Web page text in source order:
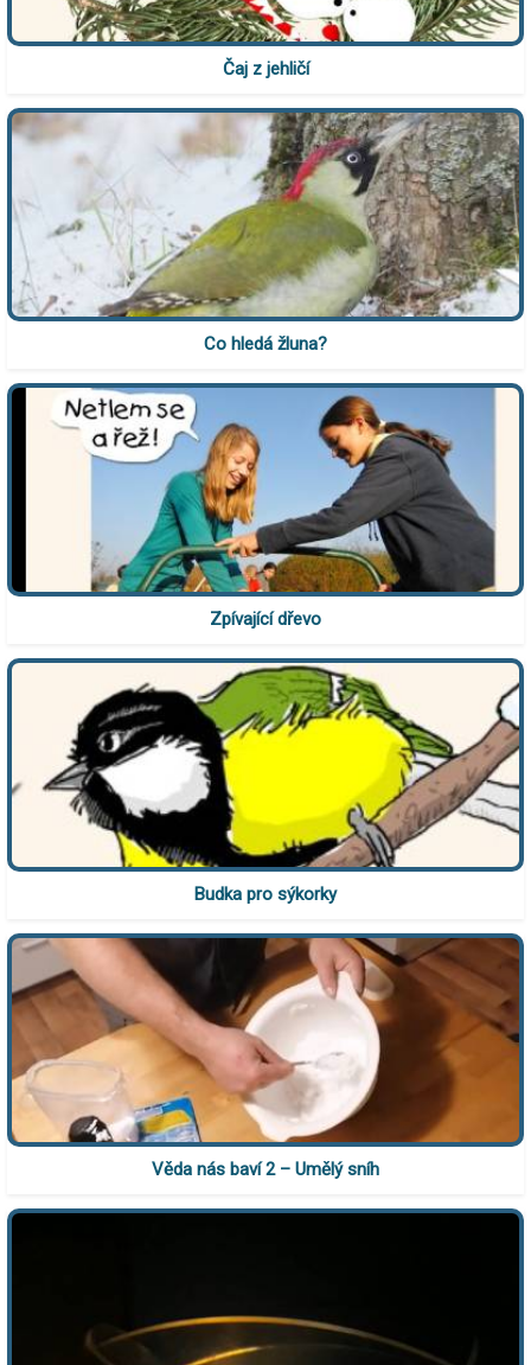
Čaj z jehličí
Co hledá žluna?
Zpívající dřevo
Budka pro sýkorky
Věda nás baví 2 – Umělý sníh